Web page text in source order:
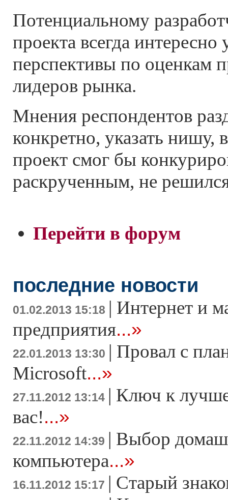
Потенциальному
проекта всегда интересно
перспективы по оценкам
лидеров рынка.
Мнения респондентов
конкретно, указать нишу,
проект смог бы
раскрученным, не
Перейти в форум
последние новости
01.02.2013 15:18 | Интернет и
предприятия...»
22.01.2013 13:30 | Провал с
Microsoft...»
27.11.2012 13:14 | Ключ к
вас!...»
22.11.2012 14:39 | Выбор
компьютера...»
16.11.2012 15:17 | Старый